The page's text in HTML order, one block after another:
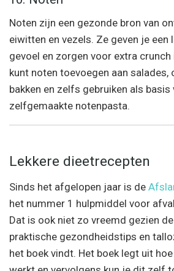
Noten zijn een gezonde bron van
eiwitten en vezels. Ze geven je
gevoel en zorgen voor extra
kunt noten toevoegen aan salades,
bakken en zelfs gebruiken als basis
zelfgemaakte notenpasta.
Lekkere dieetrecepten
Sinds het afgelopen jaar is de
het nummer 1 hulpmiddel voor
Dat is ook niet zo vreemd gezien
praktische gezondheidstips en
het boek vindt. Het boek legt uit